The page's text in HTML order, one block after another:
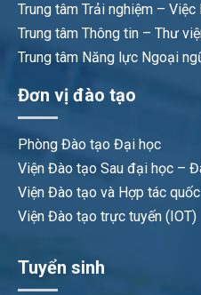
Trung tâm Trải nghiệm – Việc
Trung tâm Thông tin – Thư
Trung tâm Năng lực Ngoại
Đơn vị đào tạo
Phòng Đào tạo Đại học
Viện Đào tạo Sau đại học –
Viện Đào tạo và Hợp tác
Viện Đào tạo trực tuyến (IOT)
Tuyển sinh